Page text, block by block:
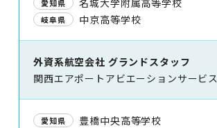
愛知県
岐阜県 中京高等学校
外資系航空会社 グランドスタッフ
関西エアポートアビエーションサービス
愛知県 豊橋中央高等学校